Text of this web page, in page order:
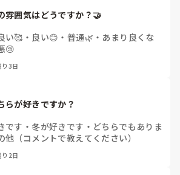
雰囲気はどうですか？🤝
い🥰 ・ 良い😊 ・ 普通🌿 ・ あまり良くな
😢
り3日
らが好きですか？
です ・冬が好きです ・ どちらでもありま
他（コメントで教えてください）
り2日